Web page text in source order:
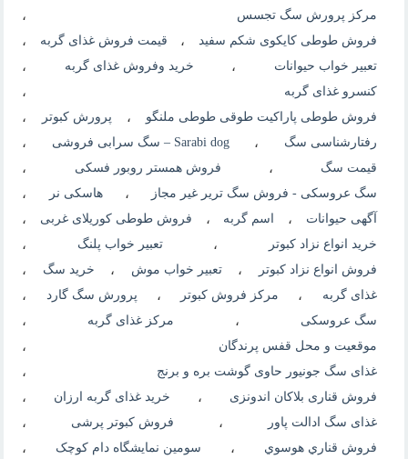
مرکز پرورش سگ تجسس ،
فروش طوطی کایکوی شکم سفید ، قیمت فروش غذای گربه ،
تعبیر خواب حیوانات ، خرید وفروش غذای گربه ،
کنسرو غذای گربه ،
فروش طوطی پاراکیت طوقی طوطی ملنگو ، پرورش کبوتر ،
رفتارشناسی سگ ، Sarabi dog – سگ سرابی فروشی ،
قیمت سگ ، فروش همستر روبور فسکی ،
سگ عروسکی - فروش سگ تریر غیر مجاز ، هاسکی نر ،
آگهی حیوانات ، اسم گربه ، فروش طوطی کوریلای غربی ،
خرید انواع نزاد کبوتر ، تعبیر خواب پلنگ ،
فروش انواع نزاد کبوتر ، تعبیر خواب موش ، خرید سگ ،
غذای گربه ، مرکز فروش کبوتر ، پرورش سگ گارد ،
سگ عروسکی ، مرکز غذای گربه ،
موقعیت و محل قفس پرندگان ،
غذای سگ جونیور حاوی گوشت بره و برنج ،
فروش قناری بلاکان اندونزی ، خرید غذای گربه ارزان ،
غذای سگ ادالت پاور ، فروش کبوتر پرشی ،
فروش قناري هوسوي ، سومین نمایشگاه دام کوچک ،